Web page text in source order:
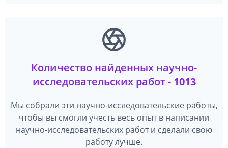
Количество найденных научно-
исследовательских работ - 1013
Мы собрали эти научно-исследовательские работы,
чтобы вы смогли учесть весь опыт в написании
научно-исследовательских работ и сделали свою
работу лучше.